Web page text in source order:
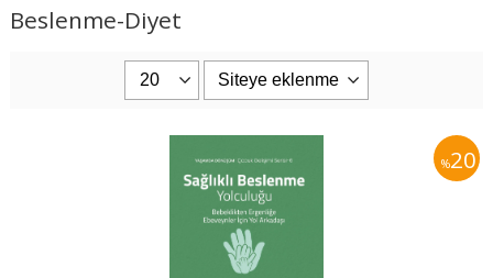
Beslenme-Diyet
%20